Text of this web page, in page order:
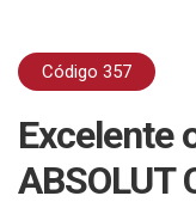
Código 357
Excelente
ABSOLUT